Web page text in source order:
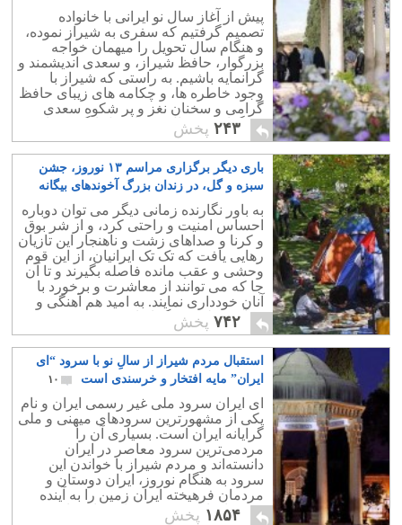
پیش از آغاز سال نو ایرانی با خانواده
تصمیم گرفتیم که سفری به شیراز نموده،
و هنگام سال تحویل را میهمان خواجه
بزرگوار، حافظ شیراز، و سعدی اندیشمند و
گرانمایه باشیم. به راستی که شیراز با
وجود خاطره ها، و چکامه های زیبای حافظ
گرامی و سخنان نغز و پر شکوه سعدی
بزرگوار، چه حال و هوای دل انگیری دارد.
۲۴۳ پخش
باری دیگر برگزاری مراسم ۱۳ نوروز، جشن
سبزه و گل، در زندان بزرگ آخوندهای بیگانه
به باور نگارنده زمانی دیگر می توان دوباره
احساس امنیت و راحتی کرد، و از شر بوق
و کرنا و صداهای زشت و ناهنجار این تازیان
رهایی یافت که تک تک ایرانیان، از این قوم
وحشی و عقب مانده فاصله بگیرند و تا آن
جا که می توانند از معاشرت و برخورد با
آنان خودداری نمایند. به امید هم آهنگی و
همآورد ملت بزرگ ایران
۷۴۲ پخش
استقبال مردم شیراز از سالِ نو با سرود “ای
ایران” مایه افتخار و خرسندی است
۱۰
ای ایران سرود ملی غیر رسمی ایران و نام
یکی از مشهورترین سرودهای میهنی و ملی
گرایانه‌ ایران است. بسیاری آن را
مردمی‌ترین سرود معاصر در ایران
دانسته‌اند و مردم شیراز با خواندن این
سرود به هنگام نوروز، ایران دوستان و
مردمان فرهیخته ایران زمین را به آینده
درخشان این مرز و بوم امیدوار ساختند.
۱۸۵۴ پخش